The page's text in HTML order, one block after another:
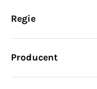
Sla
Regie
Producent